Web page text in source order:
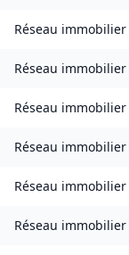
Réseau immobilier
Réseau immobilier
Réseau immobilier
Réseau immobilier
Réseau immobilier
Réseau immobilier